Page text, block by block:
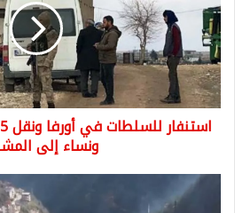
أورفا
ونقل
25
شخص
بيينهم
أطفال
ونساء
ونساء إلى
تغطية